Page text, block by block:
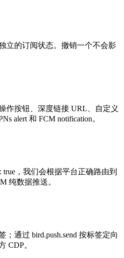
立的订阅状态。撤销一个不会影
作按钮、深度链接 URL、自定义
alert 和 FCM notification。
true，我们会根据平台正确路由到
纯数据推送。
；通过 bird.push.send 按标签定向
CDP。